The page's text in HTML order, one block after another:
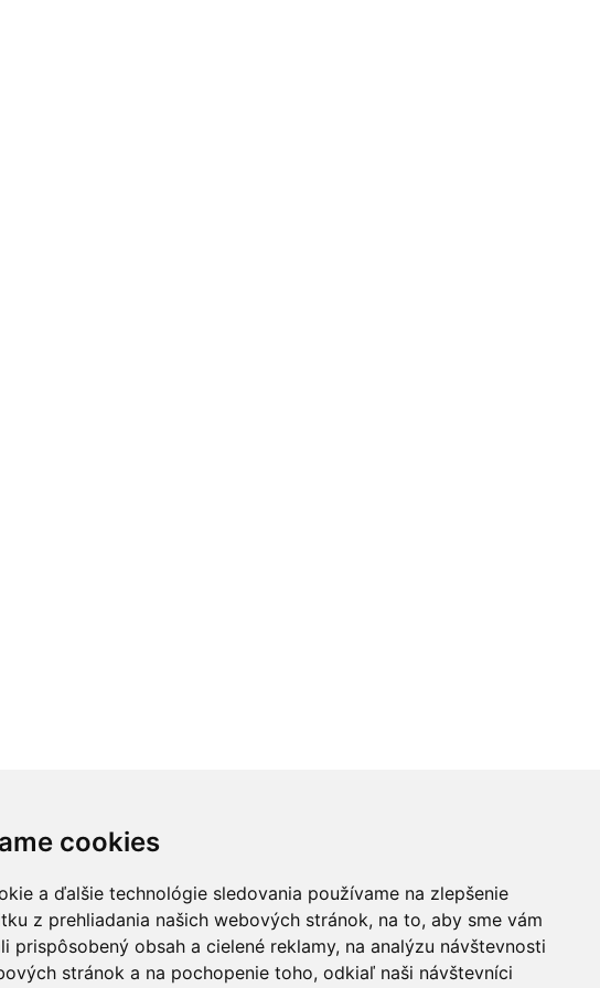
cookies
a ďalšie technológie sledovania používame na zlepšenie
z prehliadania našich webových stránok, na to, aby sme vám
prispôsobený obsah a cielené reklamy, na analýzu návštevnosti
stránok a na pochopenie toho, odkiaľ naši návštevníci